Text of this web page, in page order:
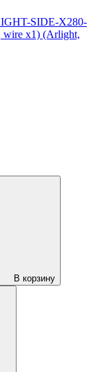
SIDE-X280-
wire x1) (Arlight,
В корзину